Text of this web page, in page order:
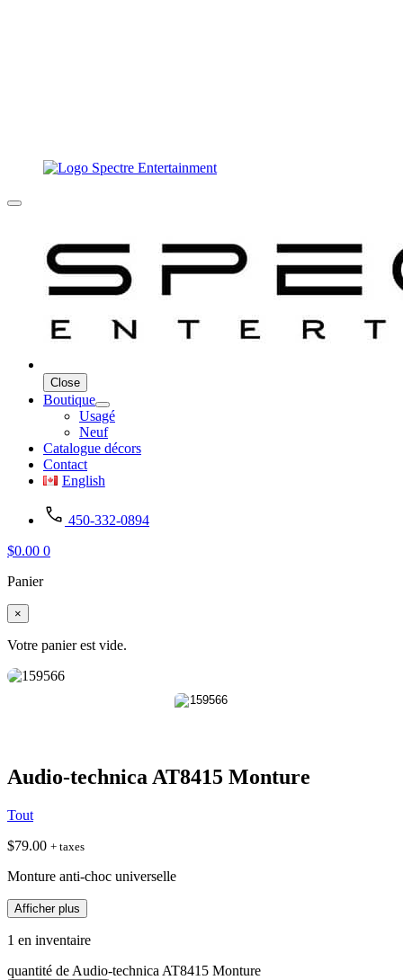
Close
Boutique
Usagé
Neuf
Catalogue décors
Contact
English
450-332-0894
$0.00 0
Panier
×
Votre panier est vide.
Audio-technica AT8415 Monture
Tout
$79.00 + taxes
Monture anti-choc universelle
Afficher plus
1 en inventaire
quantité de Audio-technica AT8415 Monture